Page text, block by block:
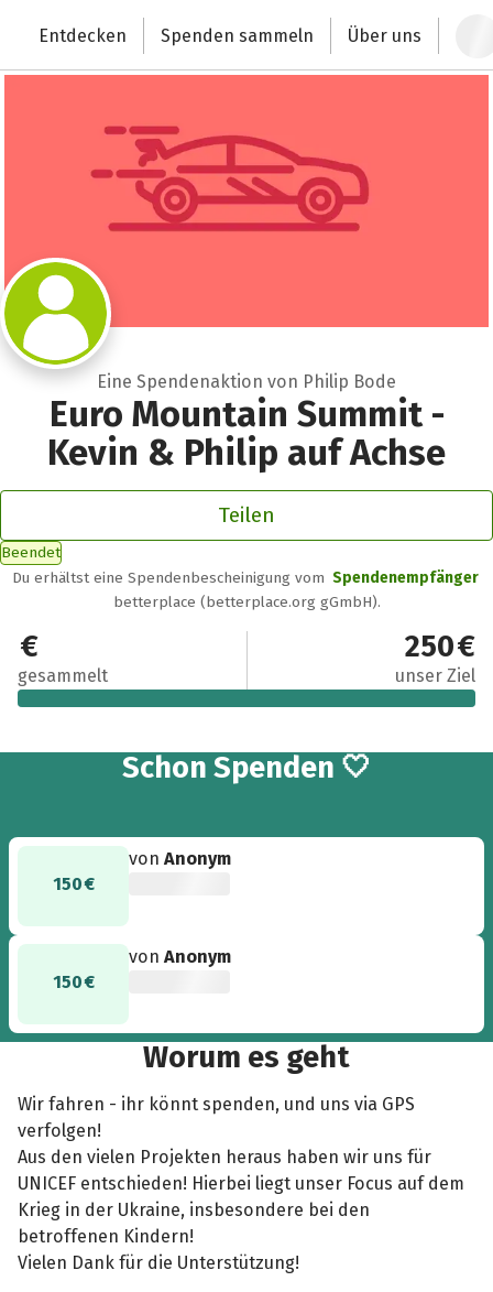
Deutschlands größte Spendenplattform
Entdecken Spenden sammeln Über uns
Eine Spendenaktion von Philip Bode
Euro Mountain Summit -
Kevin & Philip auf Achse
Teilen
Beendet
Du erhältst eine Spendenbescheinigung vom Spendenempfänger
betterplace (betterplace.org gGmbH).
300 €
gesammelt
250 €
unser Ziel
Schon 2
Spenden 🤍
150 €
vonAnonym
150 €
vonAnonym
Worum es geht
Wir fahren - ihr könnt spenden, und uns via GPS
verfolgen!
Aus den vielen Projekten heraus haben wir uns für
UNICEF entschieden! Hierbei liegt unser Focus auf dem
Krieg in der Ukraine, insbesondere bei den
betroffenen Kindern!
Vielen Dank für die Unterstützung!